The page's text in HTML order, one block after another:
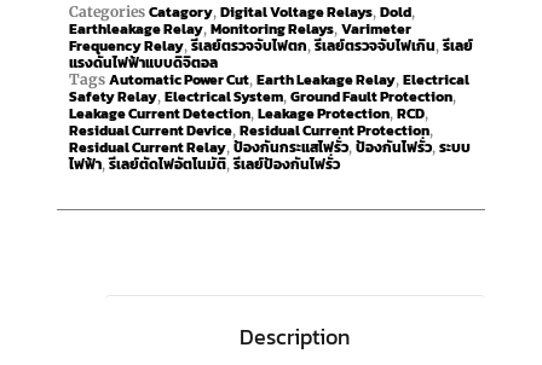
Categories Catagory, Digital Voltage Relays, Dold,
Earthleakage Relay, Monitoring Relays, Varimeter
Frequency Relay,รีเลย์ตรวจจับไฟตก,รีเลย์ตรวจจับไฟเกิน,รีเลย์
แรงดันไฟฟ้าแบบดิจิตอล
Tags Automatic Power Cut, Earth Leakage Relay, Electrical
Safety Relay, Electrical System, Ground Fault Protection,
Leakage Current Detection, Leakage Protection, RCD,
Residual Current Device, Residual Current Protection,
Residual Current Relay, ป้องกันกระแสไฟรั่ว, ป้องกันไฟรั่ว, ระบบ
ไฟฟ้า,รีเลย์ตัดไฟอัตโนมัติ,รีเลย์ป้องกันไฟรั่ว
Description